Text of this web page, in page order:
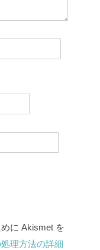
に Akismet を
理方法の詳細